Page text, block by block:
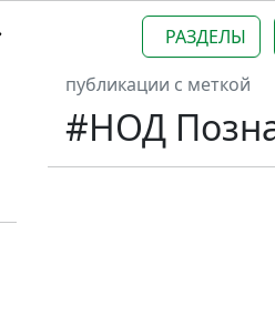
РАЗДЕЛЫ
публикации с меткой
#НОД